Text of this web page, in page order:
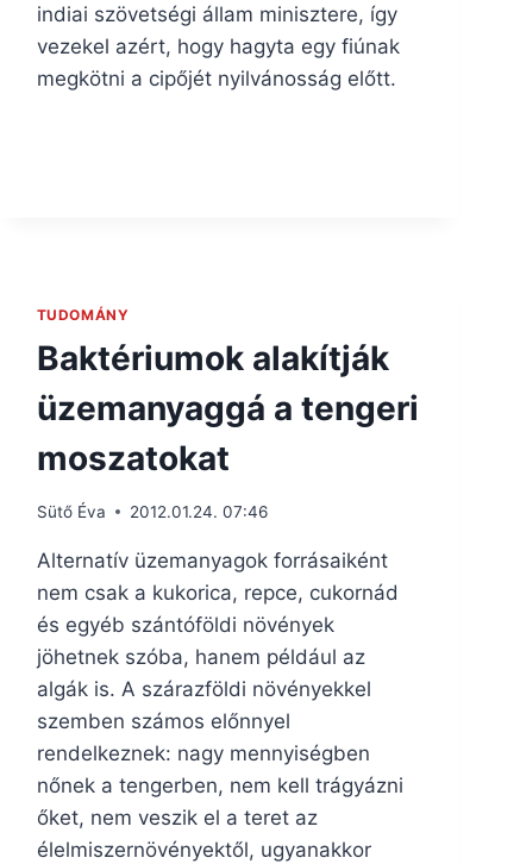
indiai szövetségi állam minisztere, így
vezekel azért, hogy hagyta egy fiúnak
megkötni a cipőjét nyilvánosság előtt.
TUDOMÁNY
Baktériumok alakítják
üzemanyaggá a tengeri
moszatokat
Sütő Éva 2012.01.24. 07:46
Alternatív üzemanyagok forrásaiként
nem csak a kukorica, repce, cukornád
és egyéb szántóföldi növények
jöhetnek szóba, hanem például az
algák is. A szárazföldi növényekkel
szemben számos előnnyel
rendelkeznek: nagy mennyiségben
nőnek a tengerben, nem kell trágyázni
őket, nem veszik el a teret az
élelmiszernövényektől, ugyanakkor